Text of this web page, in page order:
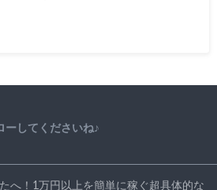
ーしてくださいね♪
へ！1万円以上を簡単に稼ぐ超具体的な